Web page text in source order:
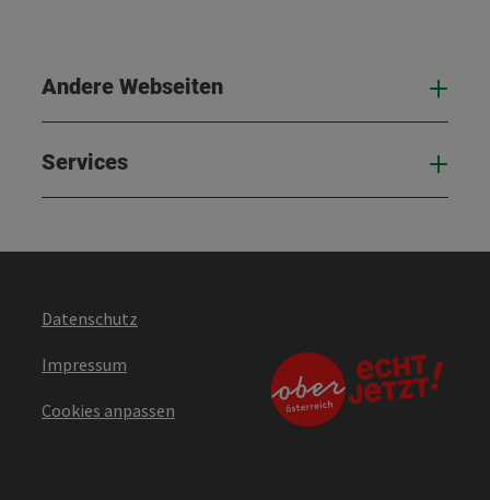
Andere Webseiten
Services
Datenschutz
Impressum
Cookies anpassen